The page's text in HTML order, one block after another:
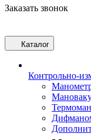
Заказать звонок
Каталог
Контрольно-